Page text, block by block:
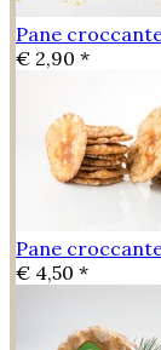
Pane
€ 2,90 *
Pane
€ 4,50 *